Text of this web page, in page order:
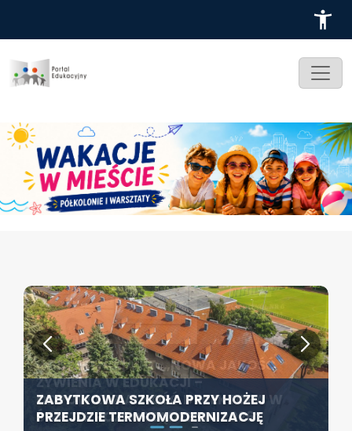
ZABYTKOWA SZKOŁA PRZY HOŻEJ
PRZEJDZIE TERMOMODERNIZACJĘ
KONFERENCJA PT. „NOWA JAKOŚĆ
ŻYWIENIA W EDUKACJI –
ODPOWIEDZIALNOŚĆ DYREKTORA W
ŚWIETLE ROZPORZĄDZENIA 2026”
SZCZECIN ROZWIJA EDUKACJĘ
WŁĄCZAJĄCĄ - NOWE
SPECJALISTYCZNE CENTRUM
ROZPOCZYNA DZIAŁALNOŚĆ